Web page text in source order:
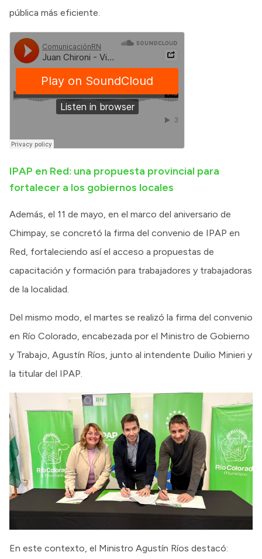
pública más eficiente.
IPAP en Red: una propuesta provincial para
fortalecer a los gobiernos locales
Además, el 11 de mayo, en el marco del aniversario de
Chimpay, se concretó la firma del convenio de IPAP en
Red, fortaleciendo así el acceso a propuestas de
capacitación y formación para trabajadores y trabajadoras
de la localidad.
Del mismo modo, el martes se realizó la firma del convenio
en Río Colorado, encabezada por el Ministro de Gobierno
y Trabajo, Agustín Ríos, junto al intendente Duilio Minieri y
la titular del IPAP.
En este contexto, el Ministro Agustín Ríos destacó: